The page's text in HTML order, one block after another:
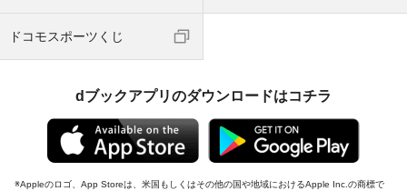
ドコモスポーツくじ
dブックアプリのダウンロードはコチラ
Appleのロゴ、App Storeは、米国もしくはその他の国や地域におけるApple Inc.の商標で